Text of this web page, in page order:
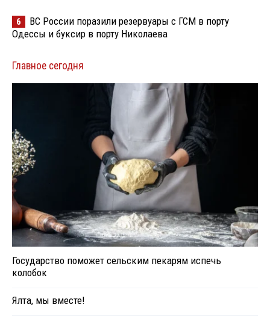
6
ВС России поразили резервуары с ГСМ в порту
Одессы и буксир в порту Николаева
Главное сегодня
Государство поможет сельским пекарям испечь
колобок
Ялта, мы вместе!